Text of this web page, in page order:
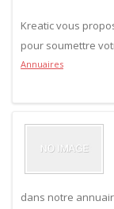
Kreatic vous
pour soumettre
Annuaires
dans notre